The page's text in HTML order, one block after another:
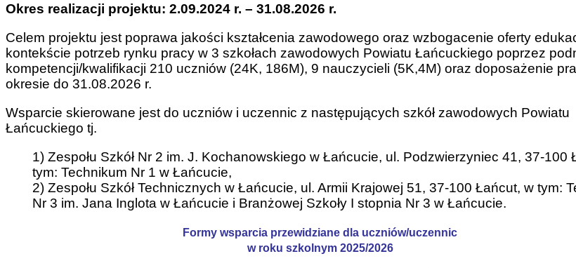
Okres realizacji projektu: 2.09.2024 r. – 31.08.2026 r.
Celem projektu jest poprawa jakości kształcenia zawodowego oraz wzbogacenie oferty
kontekście potrzeb rynku pracy w 3 szkołach zawodowych Powiatu Łańcuckiego poprzez
kompetencji/kwalifikacji 210 uczniów (24K, 186M), 9 nauczycieli (5K,4M) oraz doposażenie
okresie do 31.08.2026 r.
Wsparcie skierowane jest do uczniów i uczennic z następujących szkół zawodowych Powiatu
Łańcuckiego tj.
1) Zespołu Szkół Nr 2 im. J. Kochanowskiego w Łańcucie, ul. Podzwierzyniec 41, 37-100
tym: Technikum Nr 1 w Łańcucie,
2) Zespołu Szkół Technicznych w Łańcucie, ul. Armii Krajowej 51, 37-100 Łańcut, w tym:
Nr 3 im. Jana Inglota w Łańcucie i Branżowej Szkoły I stopnia Nr 3 w Łańcucie.
Formy wsparcia przewidziane dla uczniów/uczennic
w roku szkolnym 2025/2026